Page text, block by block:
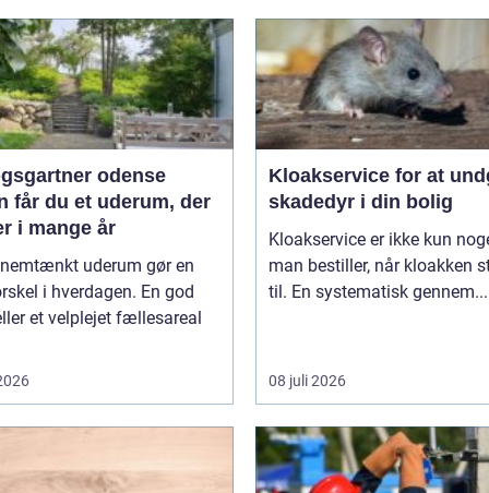
odense
får du et uderum, der
i mange år
uderum gør en
i hverdagen. En god
et velplejet fællesareal
Kloakservice for at
skadedyr i din bolig
Kloakservice er ikke kun
man bestiller, når kloakken
til. En systematisk gennem...
08 juli 2026